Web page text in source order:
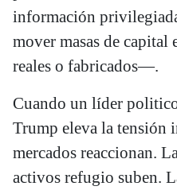
información
mover masas de
reales o fabricados—.
Cuando un líder
Trump eleva la tensión
mercados reaccionan.
activos refugio suben.